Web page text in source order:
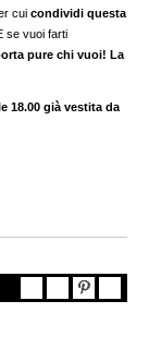
cuicondividi questa
se vuoi farti
pure chi vuoi! La
18.00 già vestita da